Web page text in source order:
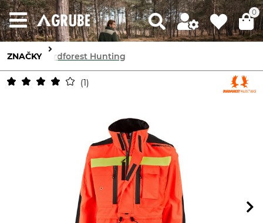
0
ZNAČKY Nordforest Hunting
1